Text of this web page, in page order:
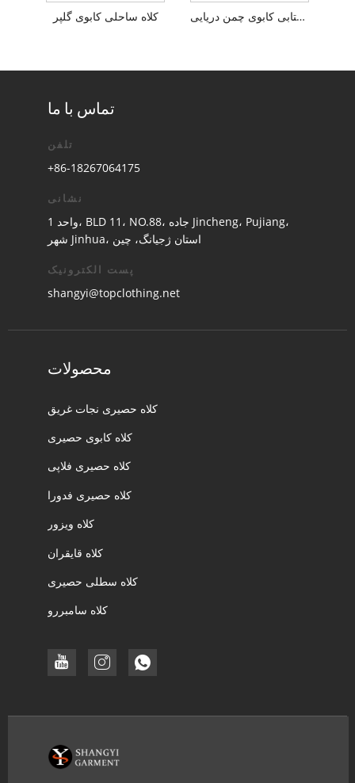
کلاه ساحلی کابوی گلپر کلاه آفتابی کابوی چمن دریایی
تماس با ما
تلفن
+86-18267064175
نشانی
واحد 1، BLD 11، NO.88، جاده Jincheng، Pujiang،
شهر Jinhua، استان ژجیانگ، چین
پست الکترونیک
shangyi@topclothing.net
محصولات
کلاه حصیری نجات غریق
کلاه کابوی حصیری
کلاه حصیری فلاپی
کلاه حصیری فدورا
کلاه ویزور
کلاه قایقران
کلاه سطلی حصیری
کلاه سامبررو